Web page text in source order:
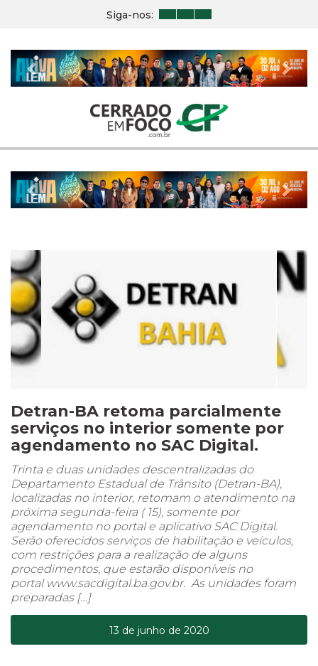
Siga-nos:
Previous Next
Previous Next
Detran-BA retoma parcialmente
serviços no interior somente por
agendamento no SAC Digital.
Trinta e duas unidades descentralizadas do
Departamento Estadual de Trânsito (Detran-BA),
localizadas no interior, retomam o atendimento na
próxima segunda-feira ( 15), somente por
agendamento no portal e aplicativo SAC Digital.
Serão oferecidos serviços de habilitação e veículos,
com restrições para a realização de alguns
procedimentos, que estarão disponíveis no
portal www.sacdigital.ba.gov.br. As unidades foram
preparadas […]
13 de junho de 2020